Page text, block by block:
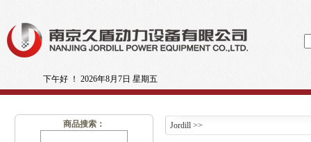
下午好 ！ 2026年8月7日 星期五
商品搜索： Jordill >>